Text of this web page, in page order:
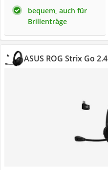
bequem, auch für
Brillenträge
ASUS ROG Strix Go 2.4